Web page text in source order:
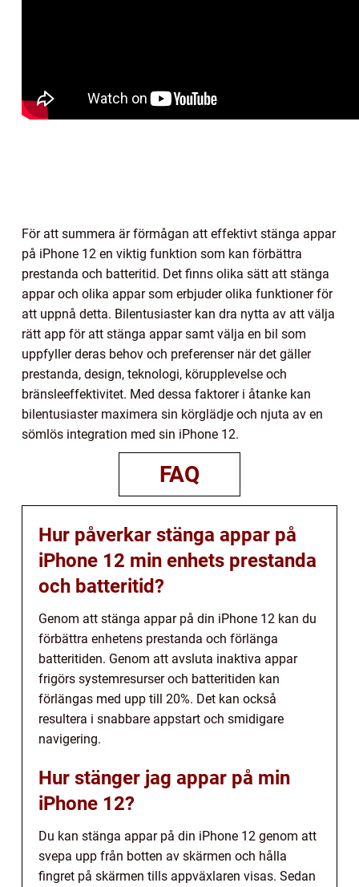
För att summera är förmågan att effektivt stänga appar
på iPhone 12 en viktig funktion som kan förbättra
prestanda och batteritid. Det finns olika sätt att stänga
appar och olika appar som erbjuder olika funktioner för
att uppnå detta. Bilentusiaster kan dra nytta av att välja
rätt app för att stänga appar samt välja en bil som
uppfyller deras behov och preferenser när det gäller
prestanda, design, teknologi, körupplevelse och
bränsleeffektivitet. Med dessa faktorer i åtanke kan
bilentusiaster maximera sin körglädje och njuta av en
sömlös integration med sin iPhone 12.
FAQ
Hur påverkar stänga appar på
iPhone 12 min enhets prestanda
och batteritid?
Genom att stänga appar på din iPhone 12 kan du
förbättra enhetens prestanda och förlänga
batteritiden. Genom att avsluta inaktiva appar
frigörs systemresurser och batteritiden kan
förlängas med upp till 20%. Det kan också
resultera i snabbare appstart och smidigare
navigering.
Hur stänger jag appar på min
iPhone 12?
Du kan stänga appar på din iPhone 12 genom att
svepa upp från botten av skärmen och hålla
fingret på skärmen tills appväxlaren visas. Sedan